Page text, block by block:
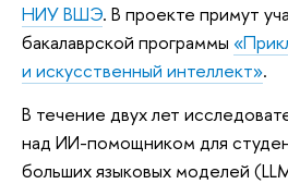
НИУ ВШЭ. В проекте примут
бакалаврской программы
и искусственный интеллект».
В течение двух лет
над ИИ-помощником для
больших языковых моделей